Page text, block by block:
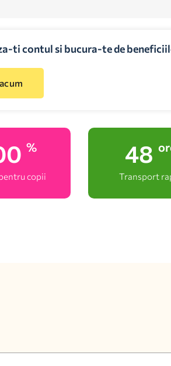
ti contul si bucura-te de
%
copii
48
Transport